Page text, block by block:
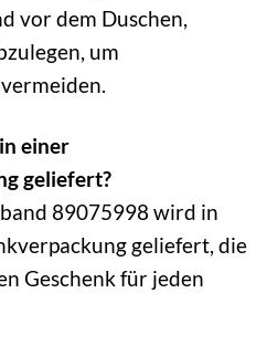
vor dem Duschen,
um
einer
geliefert?
89075998 wird in
geliefert, die
Geschenk für jeden